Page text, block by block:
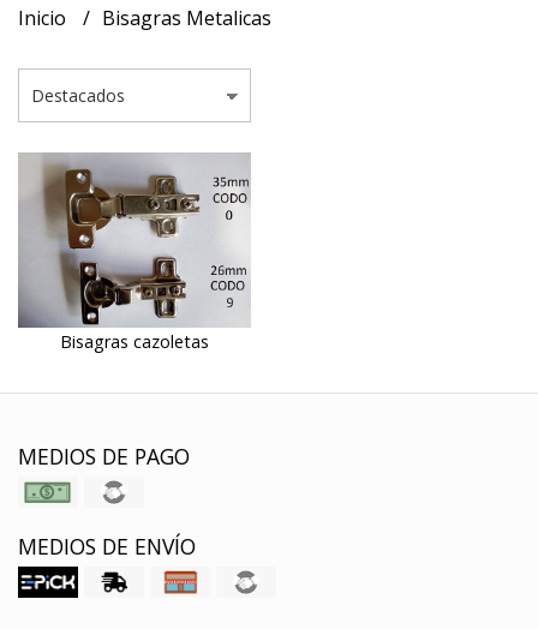
Inicio Bisagras Metalicas
Bisagras cazoletas
MEDIOS DE PAGO
MEDIOS DE ENVÍO